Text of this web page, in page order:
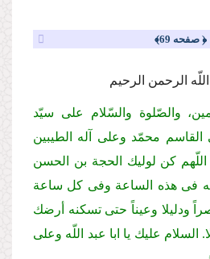
﴿ صفحه 69﴾
الرحمن الرحیم
والصّلوة والسّلام على سیّد
القاسم محمّد وعلى آله الطیبین
اللّهم كن لولیك الحجة بن الحسن
فى هذه الساعة وفى كل ساعة
ودلیلا وعیناً حتى تسكنه أرضك
السلام علیك یا ابا عبد اللّه وعلى